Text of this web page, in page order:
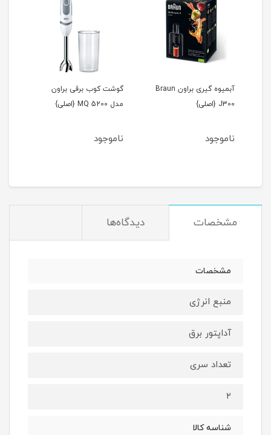
آبمیوه گیری براون Braun
J300 {اصلی}
ناموجود
گوشت کوب برقی براون
مدل MQ 5200 {اصلی}
ناموجود
مشخصات دیدگاه‌ها
مشخصات
منبع انرژی
آداپتور برق
تعداد سری
۲
شناسه کالا